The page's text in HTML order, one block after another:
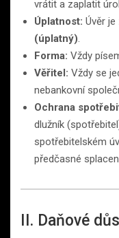
vrátit a zaplatit
Úplatnost: Úvěr
(úplatný).
Forma: Vždy
Věřitel: Vždy se
nebankovní
Ochrana
dlužník
spotřebitelském
předčasné
II. Daňové